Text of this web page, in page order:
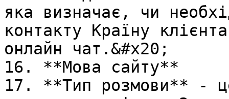
яка визначає, чи
контакту Країну
онлайн чат.&#x20;
16. **Мова сайту**
17. **Тип розмови** -